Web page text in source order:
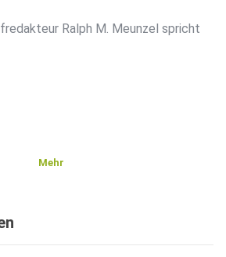
Ralph M. Meunzel spricht
Mehr